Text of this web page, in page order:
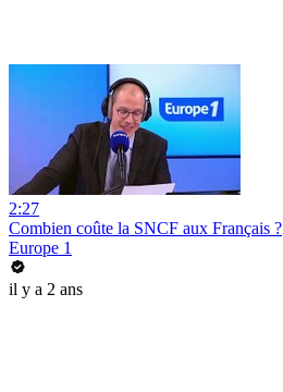
2:27
Combien coûte la SNCF aux Français ?
Europe 1
il y a 2 ans